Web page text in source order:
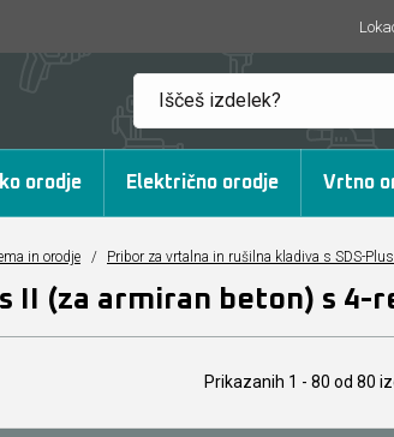
orodje Električno orodje Vrtno
in orodje / Pribor za vrtalna in rušilna kladiva s SDS-
II (za armiran beton) s 4-
Prikazanih 1 - 80 od 80